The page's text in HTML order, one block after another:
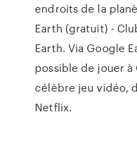
endroits de la
Earth (gratuit) -
Earth. Via Google
possible de jouer à
célèbre jeu vidéo,
Netflix.